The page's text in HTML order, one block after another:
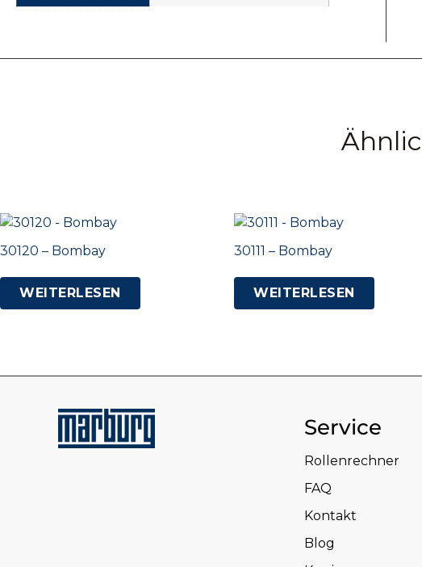
30120 – Bombay
WEITERLESEN
30111 – Bombay
WEITERLESEN
Service
Rollenrechner
FAQ
Kontakt
Blog